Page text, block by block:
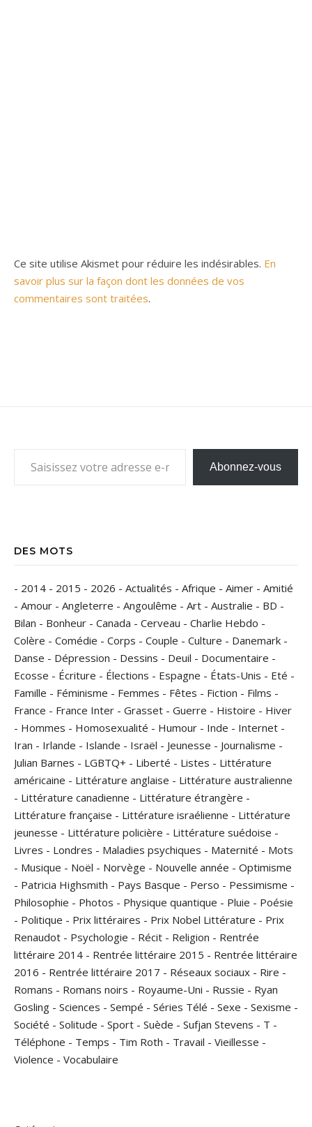
Ce site utilise Akismet pour réduire les indésirables. En
savoir plus sur la façon dont les données de vos
commentaires sont traitées.
Abonnez-vous
DES MOTS
- 2014 - 2015 - 2026 - Actualités - Afrique - Aimer - Amitié
- Amour - Angleterre - Angoulême - Art - Australie - BD -
Bilan - Bonheur - Canada - Cerveau - Charlie Hebdo -
Colère - Comédie - Corps - Couple - Culture - Danemark -
Danse - Dépression - Dessins - Deuil - Documentaire -
Ecosse - Écriture - Élections - Espagne - États-Unis - Eté -
Famille - Féminisme - Femmes - Fêtes - Fiction - Films -
France - France Inter - Grasset - Guerre - Histoire - Hiver
- Hommes - Homosexualité - Humour - Inde - Internet -
Iran - Irlande - Islande - Israël - Jeunesse - Journalisme -
Julian Barnes - LGBTQ+ - Liberté - Listes - Littérature
américaine - Littérature anglaise - Littérature australienne
- Littérature canadienne - Littérature étrangère -
Littérature française - Littérature israélienne - Littérature
jeunesse - Littérature policière - Littérature suédoise -
Livres - Londres - Maladies psychiques - Maternité - Mots
- Musique - Noël - Norvège - Nouvelle année - Optimisme
- Patricia Highsmith - Pays Basque - Perso - Pessimisme -
Philosophie - Photos - Physique quantique - Pluie - Poésie
- Politique - Prix littéraires - Prix Nobel Littérature - Prix
Renaudot - Psychologie - Récit - Religion - Rentrée
littéraire 2014 - Rentrée littéraire 2015 - Rentrée littéraire
2016 - Rentrée littéraire 2017 - Réseaux sociaux - Rire -
Romans - Romans noirs - Royaume-Uni - Russie - Ryan
Gosling - Sciences - Sempé - Séries Télé - Sexe - Sexisme -
Société - Solitude - Sport - Suède - Sufjan Stevens - T -
Téléphone - Temps - Tim Roth - Travail - Vieillesse -
Violence - Vocabulaire